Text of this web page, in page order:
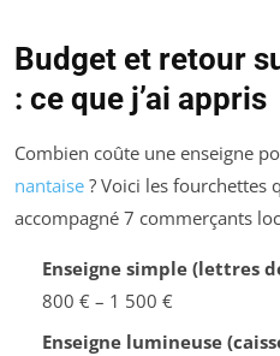
Budget et retour
: ce que j’ai appris
Combien coûte une enseigne
nantaise ? Voici les fourchettes
accompagné 7 commerçants
Enseigne simple (lettres
800 € – 1 500 €
Enseigne lumineuse